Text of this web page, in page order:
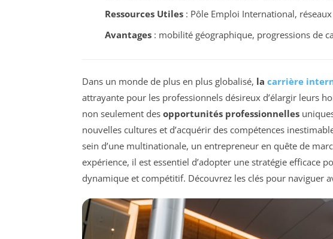
Ressources Utiles: Pôle Emploi International,
Avantages: mobilité géographique, progressions de
Dans un monde de plus en plus globalisé, la carrière
attrayante pour les professionnels désireux d’élargir leurs
non seulement des opportunités professionnelles
nouvelles cultures et d’acquérir des compétences
sein d’une multinationale, un entrepreneur en quête de
expérience, il est essentiel d’adopter une stratégie efficace
dynamique et compétitif. Découvrez les clés pour naviguer